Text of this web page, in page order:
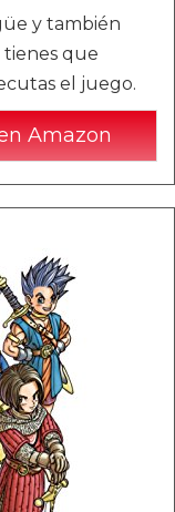
y también
tienes que
el juego.
Amazon